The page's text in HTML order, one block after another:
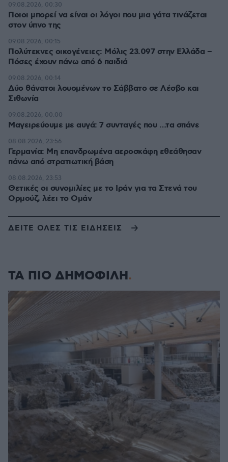
Ποιοι μπορεί να είναι οι λόγοι που μια γάτα τινάζεται
στον ύπνο της
09.08.2026, 00:30
Πολύτεκνες οικογένειες: Μόλις 23.097 στην Ελλάδα –
Πόσες έχουν πάνω από 6 παιδιά
09.08.2026, 00:15
Δύο θάνατοι λουομένων το Σάββατο σε Λέσβο και
Σιθωνία
09.08.2026, 00:14
Μαγειρεύουμε με αυγά: 7 συνταγές που …τα σπάνε
09.08.2026, 00:00
Γερμανία: Μη επανδρωμένα αεροσκάφη εθεάθησαν
πάνω από στρατιωτική βάση
08.08.2026, 23:56
Θετικές οι συνομιλίες με το Ιράν για τα Στενά του
Ορμούζ, λέει το Ομάν
08.08.2026, 23:53
ΔΕΙΤΕ ΟΛΕΣ ΤΙΣ ΕΙΔΗΣΕΙΣ
ΤΑ ΠΙΟ ΔΗΜΟΦΙΛΗ